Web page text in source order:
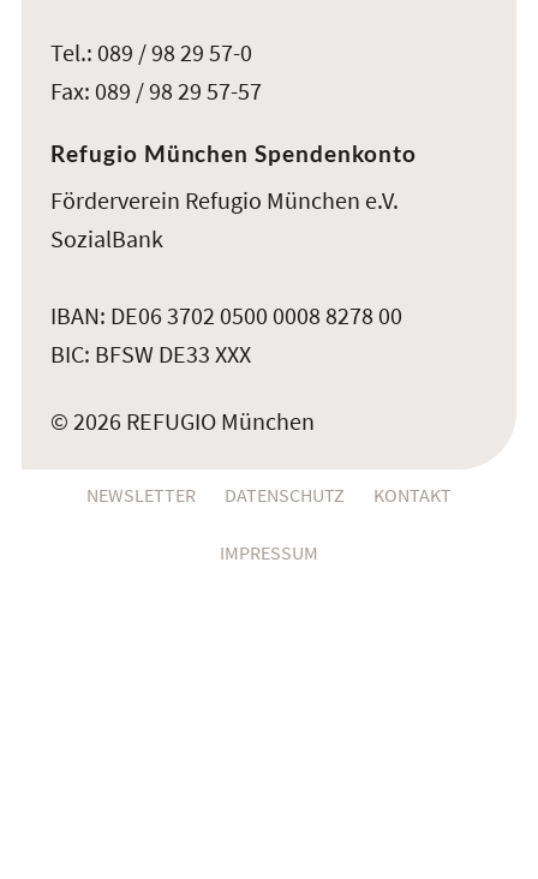
Tel.: 089 / 98 29 57-0
Fax: 089 / 98 29 57-57
Refugio München Spendenkonto
Förderverein Refugio München e.V.
SozialBank
IBAN: DE06 3702 0500 0008 8278 00
BIC: BFSW DE33 XXX
© 2026 REFUGIO München
NEWSLETTER DATENSCHUTZ KONTAKT
IMPRESSUM